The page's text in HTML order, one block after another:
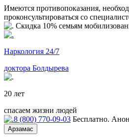
Имеются противопоказания,
проконсультироваться со
Скидка 10% семьям
Наркология 24/7
доктора Болдырева
20 лет
спасаем жизни людей
8 (800) 770-09-03 Бесплатно.
Арзамас